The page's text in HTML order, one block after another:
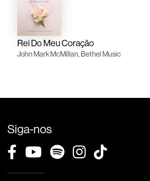
Rei Do Meu Coração
John Mark McMillan, Bethel Music
Siga-nos